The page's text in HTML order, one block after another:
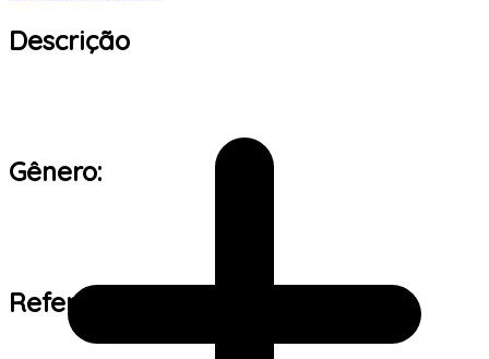
Descrição
Gênero:
Referência de tamanho: